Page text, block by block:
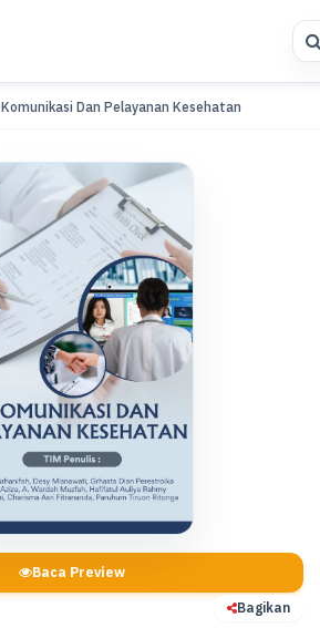
Komunikasi Dan Pelayanan Kesehatan
Baca Preview
Bagikan